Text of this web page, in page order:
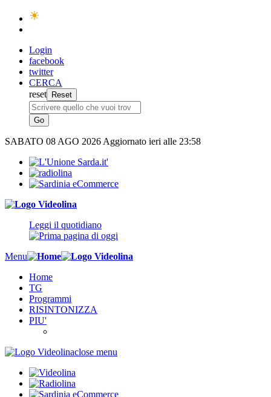
Login
facebook
twitter
CERCA
reset
SABATO 08 AGO 2026 Aggiornato ieri alle 23:58
Leggi il quotidiano
Menu
Home
TG
Programmi
RISINTONIZZA
PIU'
close menu